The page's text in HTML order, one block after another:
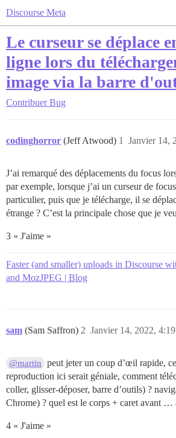
Discourse Meta
Le curseur se déplace
ligne lors du
image via la barre
Contribuer Bug
codinghorror (Jeff Atwood) Janvier 14,
1
J’ai remarqué des déplacements du focus
par exemple, lorsque j’ai un curseur de
particulier, puis que je télécharge, il se
étrange ? C’est la principale chose que je
3 « J'aime »
Faster (and smaller) uploads in Discourse
and MozJPEG | Blog
sam (Sam Saffron) Janvier 14, 2022, 4:19
2
@martin
peut jeter un coup d’œil rapide,
reproduction ici serait géniale, comment
coller, glisser-déposer, barre d’outils) ?
Chrome) ? quel est le corps + caret avant …
4 « J'aime »